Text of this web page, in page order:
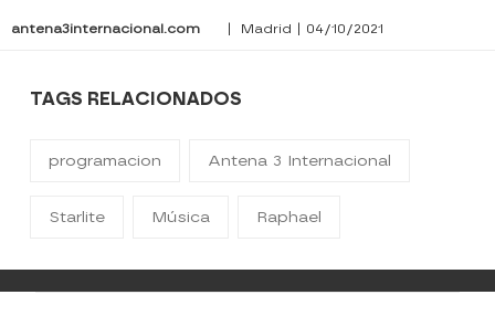
antena3internacional.com | Madrid | 04/10/2021
TAGS RELACIONADOS
programacion Antena 3 Internacional
Starlite Música Raphael